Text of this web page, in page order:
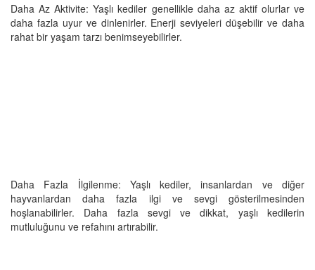
Daha Az Aktivite: Yaşlı kediler genellikle daha az aktif olurlar ve
daha fazla uyur ve dinlenirler. Enerji seviyeleri düşebilir ve daha
rahat bir yaşam tarzı benimseyebilirler.
Daha Fazla İlgilenme: Yaşlı kediler, insanlardan ve diğer
hayvanlardan daha fazla ilgi ve sevgi gösterilmesinden
hoşlanabilirler. Daha fazla sevgi ve dikkat, yaşlı kedilerin
mutluluğunu ve refahını artırabilir.